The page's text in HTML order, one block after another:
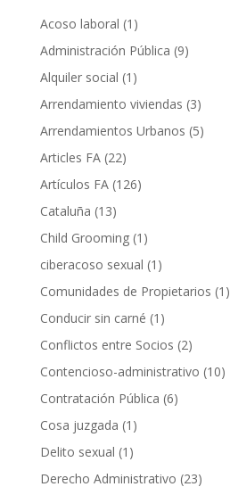
Acoso laboral (1)
Administración Pública (9)
Alquiler social (1)
Arrendamiento viviendas (3)
Arrendamientos Urbanos (5)
Articles FA(22)
Artículos FA(126)
Cataluña (13)
Child Grooming(1)
ciberacoso sexual (1)
Comunidades de Propietarios (1)
Conducir sin carné (1)
Conflictos entre Socios (2)
Contencioso-administrativo (10)
Contratación Pública (6)
Cosa juzgada (1)
Delito sexual (1)
Derecho Administrativo (23)